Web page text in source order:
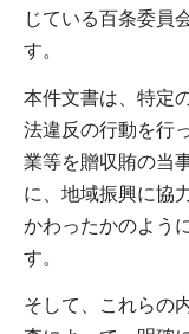
じている百条委員
す。
本件文書は、特定
法違反の行動を行
業等を贈収賄の当
に、地域振興に協
かわったかのよう
す。
そして、これらの